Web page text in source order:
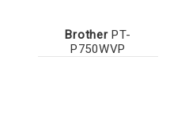
BrotherPT-
P750WVP